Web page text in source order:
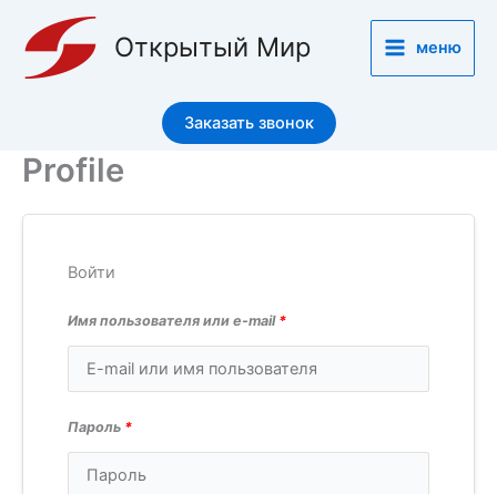
содержимому
Открытый Мир меню
Заказать звонок
Profile
Войти
Имя пользователя или e-mail *
Пароль *